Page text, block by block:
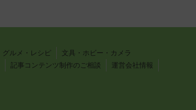
グルメ・レシピ
文具・ホビー・カメラ
記事コンテンツ制作のご相談 運営会社情報